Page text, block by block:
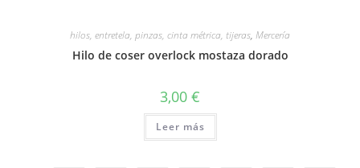
hilos, entretela, pinzas, cinta métrica, tijeras, Mercería
Hilo de coser overlock mostaza dorado
3,00 €
Leer más